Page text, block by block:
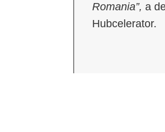
Romania”, a
Hubcelerator.